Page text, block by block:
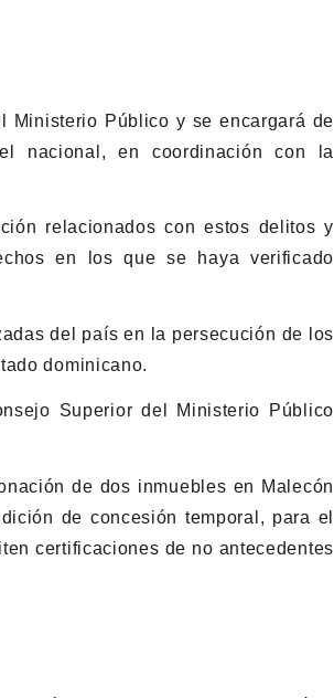
Ministerio Público y se encargará de
nacional, en coordinación con la
relacionados con estos delitos y
en los que se haya verificado
del país en la persecución de los
dominicano.
Superior del Ministerio Público
de dos inmuebles en Malecón
de concesión temporal, para el
certificaciones de no antecedentes